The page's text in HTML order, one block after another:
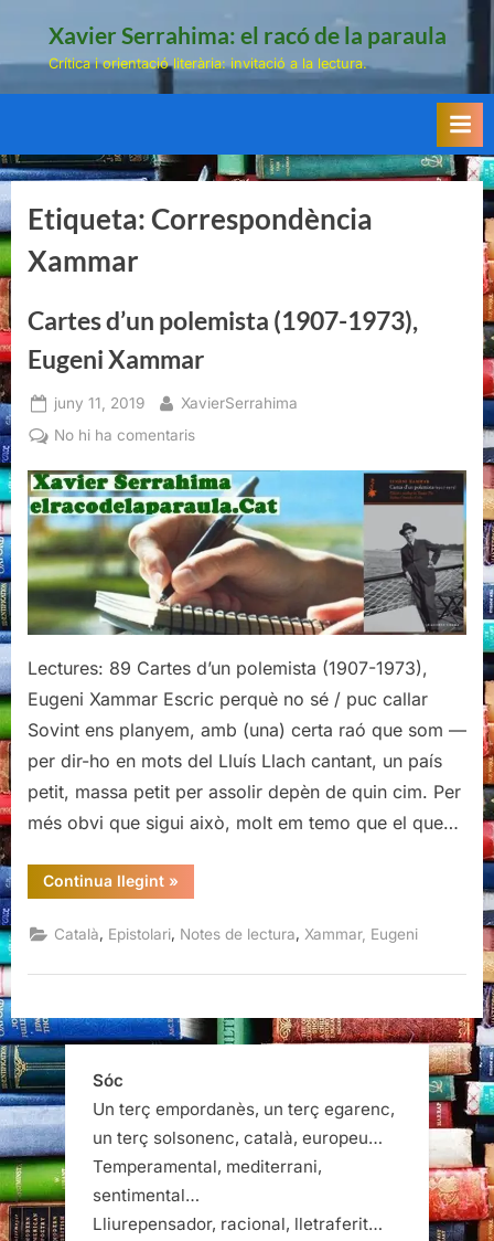
Xavier Serrahima: el racó de la paraula
Crítica i orientació literària: invitació a la lectura.
Etiqueta:Correspondència
Xammar
Cartes d’un polemista (1907-1973),
Eugeni Xammar
Posted
on
juny 11, 2019 By
XavierSerrahima
No hi ha comentarisa
d’un
polemista
(1907-
1973),
Eugeni
Xammar
Lectures: 89 Cartes d’un polemista (1907-1973),
Eugeni Xammar Escric perquè no sé / puc callar
Sovint ens planyem, amb (una) certa raó que som —
per dir-ho en mots del Lluís Llach cantant, un país
petit, massa petit per assolir depèn de quin cim. Per
més obvi que sigui això, molt em temo que el que…
Continua llegint“Cartes
d’un
(1907-
1973),
Xammar”
»
Català, Epistolari, Notes de lectura, Xammar, Eugeni
Sóc
Un terç empordanès, un terç egarenc,
un terç solsonenc, català, europeu…
Temperamental, mediterrani,
sentimental…
Lliurepensador, racional, lletraferit…